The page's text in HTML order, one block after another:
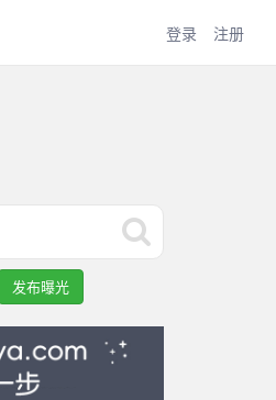
登录 注册
发布曝光